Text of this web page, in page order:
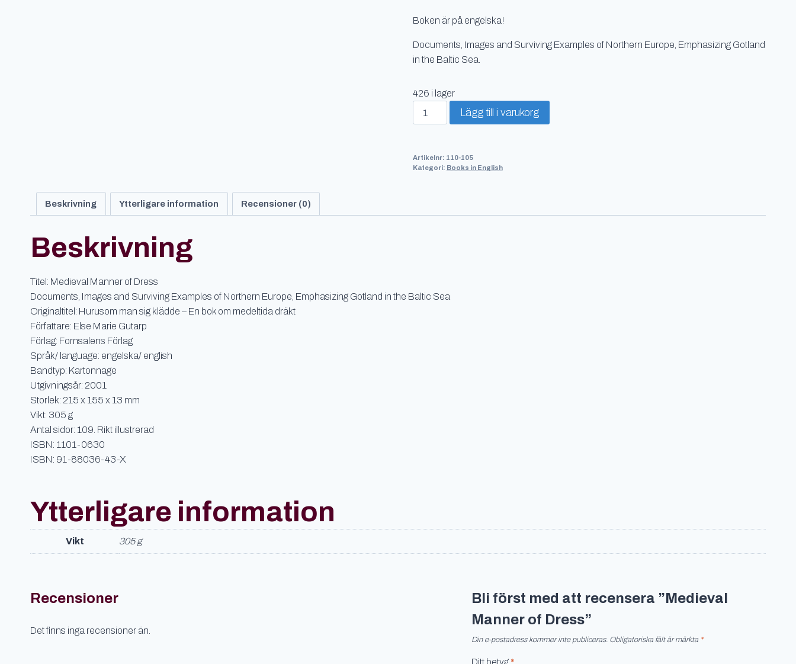
Boken är på engelska!
Documents, Images and Surviving Examples of Northern Europe, Emphasizing Gotland
in the Baltic Sea.
426 i lager
Medieval
Manner
mängd
Lägg till i varukorg
Artikelnr: 110-105
Kategori: Books in English
Beskrivning Ytterligare information Recensioner (0)
Beskrivning
Titel: Medieval Manner of Dress
Documents, Images and Surviving Examples of Northern Europe, Emphasizing Gotland in the Baltic Sea
Originaltitel: Hurusom man sig klädde – En bok om medeltida dräkt
Författare: Else Marie Gutarp
Förlag: Fornsalens Förlag
Språk/ language: engelska/ english
Bandtyp: Kartonnage
Utgivningsår: 2001
Storlek: 215 x 155 x 13 mm
Vikt: 305 g
Antal sidor: 109. Rikt illustrerad
ISBN: 1101-0630
ISBN: 91-88036-43-X
Ytterligare information
Vikt 305 g
Recensioner
Det finns inga recensioner än.
Bli först med att recensera ”Medieval
Manner of Dress”
Din e-postadress kommer inte publiceras. Obligatoriska fält är märkta *
Ditt betyg *